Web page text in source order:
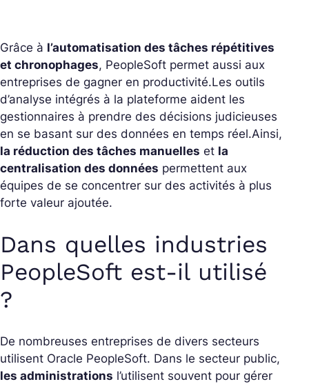
Grâce à l’automatisation des tâches répétitives
et chronophages, PeopleSoft permet aussi aux
entreprises de gagner en productivité.Les outils
d’analyse intégrés à la plateforme aident les
gestionnaires à prendre des décisions judicieuses
en se basant sur des données en temps réel.Ainsi,
la réduction des tâches manuelles et la
centralisation des données permettent aux
équipes de se concentrer sur des activités à plus
forte valeur ajoutée.
Dans quelles industries
PeopleSoft est-il utilisé
?
De nombreuses entreprises de divers secteurs
utilisent Oracle PeopleSoft. Dans le secteur public,
les administrations l’utilisent souvent pour gérer